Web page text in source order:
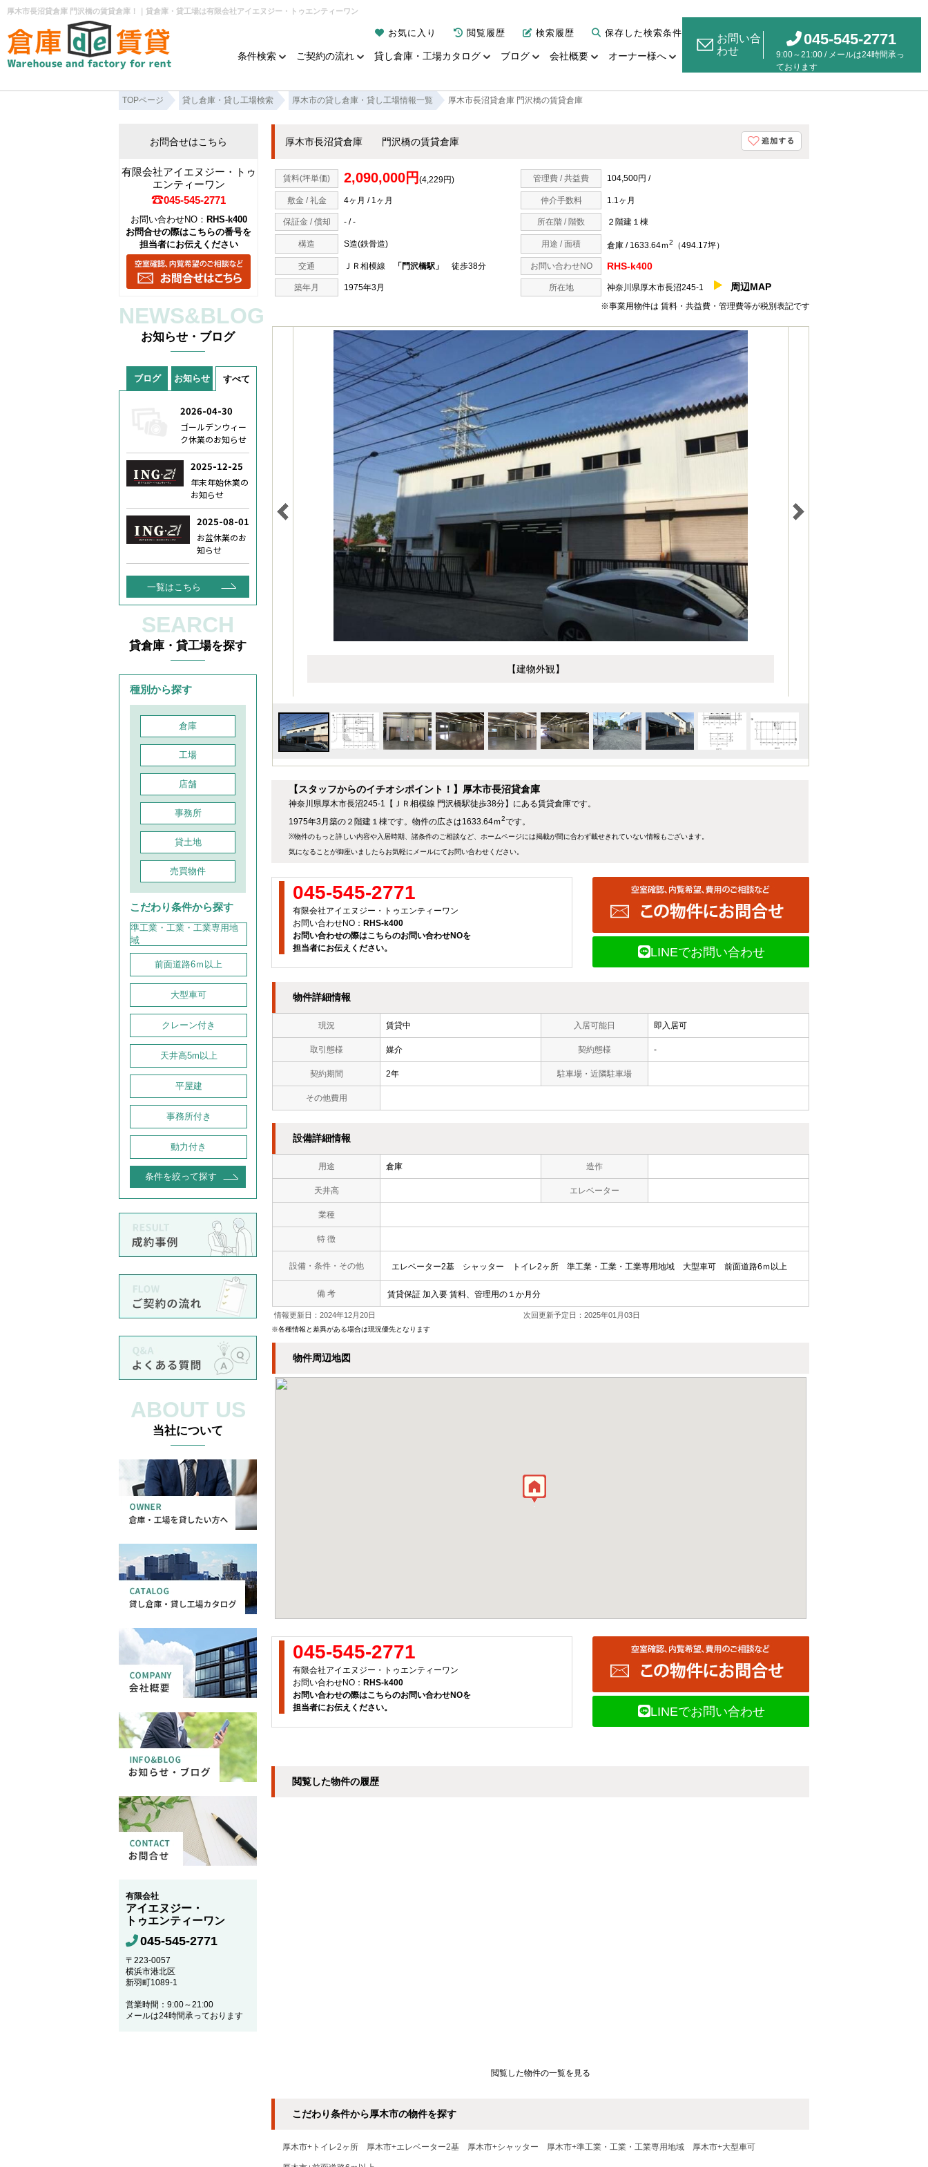
厚木市長沼貸倉庫 門沢橋の賃貸倉庫！｜貸倉庫・貸工場は有限会社アイエヌジー・トゥエンティーワン
お気に入り 閲覧履歴 検索履歴 保存した検索条件
条件検索 ご契約の流れ 貸し倉庫・工場カタログ ブログ 会社概要 オーナー様へ
お問い合
わせ
045-545-2771
9:00～21:00 / メールは24時間承っ
ております
TOPページ 貸し倉庫・貸し工場検索 厚木市の貸し倉庫・貸し工場情報一覧 厚木市長沼貸倉庫 門沢橋の賃貸倉庫
厚木市長沼貸倉庫 門沢橋の賃貸倉庫
賃料(坪単価) 2,090,000円 (4,229円) 管理費 / 共益費 104,500円 /
敷金 / 礼金 4ヶ月 / 1ヶ月 仲介手数料 1.1ヶ月
保証金 / 償却 - / - 所在階 / 階数 ２階建１棟
構造 S造(鉄骨造) 用途 / 面積 倉庫 / 1633.64ｍ2 （494.17坪）
交通 ＪＲ相模線 「門沢橋駅」 徒歩38分 お問い合わせNO RHS-k400
築年月 1975年3月 所在地 神奈川県厚木市長沼245-1 周辺MAP
※事業用物件は 賃料・共益費・管理費等が税別表記です
【建物外観】
【スタッフからのイチオシポイント！】厚木市長沼貸倉庫
神奈川県厚木市長沼245-1【ＪＲ相模線 門沢橋駅徒歩38分】にある賃貸倉庫です。
1975年3月築の２階建１棟です。物件の広さは1633.64ｍ2です。
※物件のもっと詳しい内容や入居時期、諸条件のご相談など、ホームページには掲載が間に合わず載せきれていない情報もございます。
気になることが御座いましたらお気軽にメールにてお問い合わせください。
045-545-2771
有限会社アイエヌジー・トゥエンティーワン
お問い合わせNO： RHS-k400
お問い合わせの際はこちらのお問い合わせNOを
担当者にお伝えください。
LINEでお問い合わせ
物件詳細情報
現況 賃貸中 入居可能日 即入居可
取引態様 媒介 契約態様 -
契約期間 2年 駐車場・近隣駐車場
その他費用
設備詳細情報
用途 倉庫 造作
天井高 エレベーター
業種
特 徴
設備・条件・その他 エレベーター2基 シャッター トイレ2ヶ所 準工業・工業・工業専用地域 大型車可 前面道路6ｍ以上
備 考 賃貸保証 加入要 賃料、管理用の１か月分
情報更新日：2024年12月20日 次回更新予定日：2025年01月03日
※各種情報と差異がある場合は現況優先となります
物件周辺地図
045-545-2771
有限会社アイエヌジー・トゥエンティーワン
お問い合わせNO： RHS-k400
お問い合わせの際はこちらのお問い合わせNOを
担当者にお伝えください。
LINEでお問い合わせ
閲覧した物件の履歴
閲覧した物件の一覧を見る
こだわり条件から厚木市の物件を探す
厚木市+トイレ2ヶ所 厚木市+エレベーター2基 厚木市+シャッター 厚木市+準工業・工業・工業専用地域 厚木市+大型車可
お問合せはこちら
有限会社アイエヌジー・トゥ
エンティーワン
045-545-2771
お問い合わせNO： RHS-k400
お問合せの際はこちらの番号を
担当者にお伝えください
NEWS&BLOG
お知らせ・ブログ
すべて
お知らせ
ブログ
一覧はこちら
SEARCH
貸倉庫・貸工場を探す
種別から探す
倉庫
工場
店舗
事務所
貸土地
売買物件
こだわり条件から探す
準工業・工業・工業専用地
域
前面道路6ｍ以上
大型車可
クレーン付き
天井高5m以上
平屋建
事務所付き
動力付き
条件を絞って探す
ABOUT US
当社について
有限会社
アイエヌジー・
トゥエンティーワン
045-545-2771
〒223-0057
横浜市港北区
新羽町1089-1
営業時間：9:00～21:00
メールは24時間承っております